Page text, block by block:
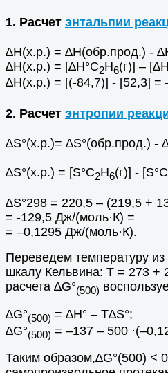
1. Расчет энтальпии
∆Н(х.р.) = ∆Н(обр.прод.) -
∆Н(х.р.) = [∆Н°С2Н6(г)] –
∆Н(х.р.) = [(-84,7)] - [52,3] =
2. Расчет энтропии
∆S°(х.р.)= ∆S°(обр.прод.) -
∆S°(х.р.) = [S°С2Н6(г)] - [S°С
∆S°298 = 220,5 – (219,5 +
= -129,5 Дж/(моль·К) =
= –0,1295 Дж/(моль·К).
Переведем температуру
шкалу Кельвина: Т = 273 +
расчета ∆G°(500)
∆G°(500) = ∆H° – T∆S°;
∆G°(500) = –137 – 500
Таким образом,∆G°(500) <